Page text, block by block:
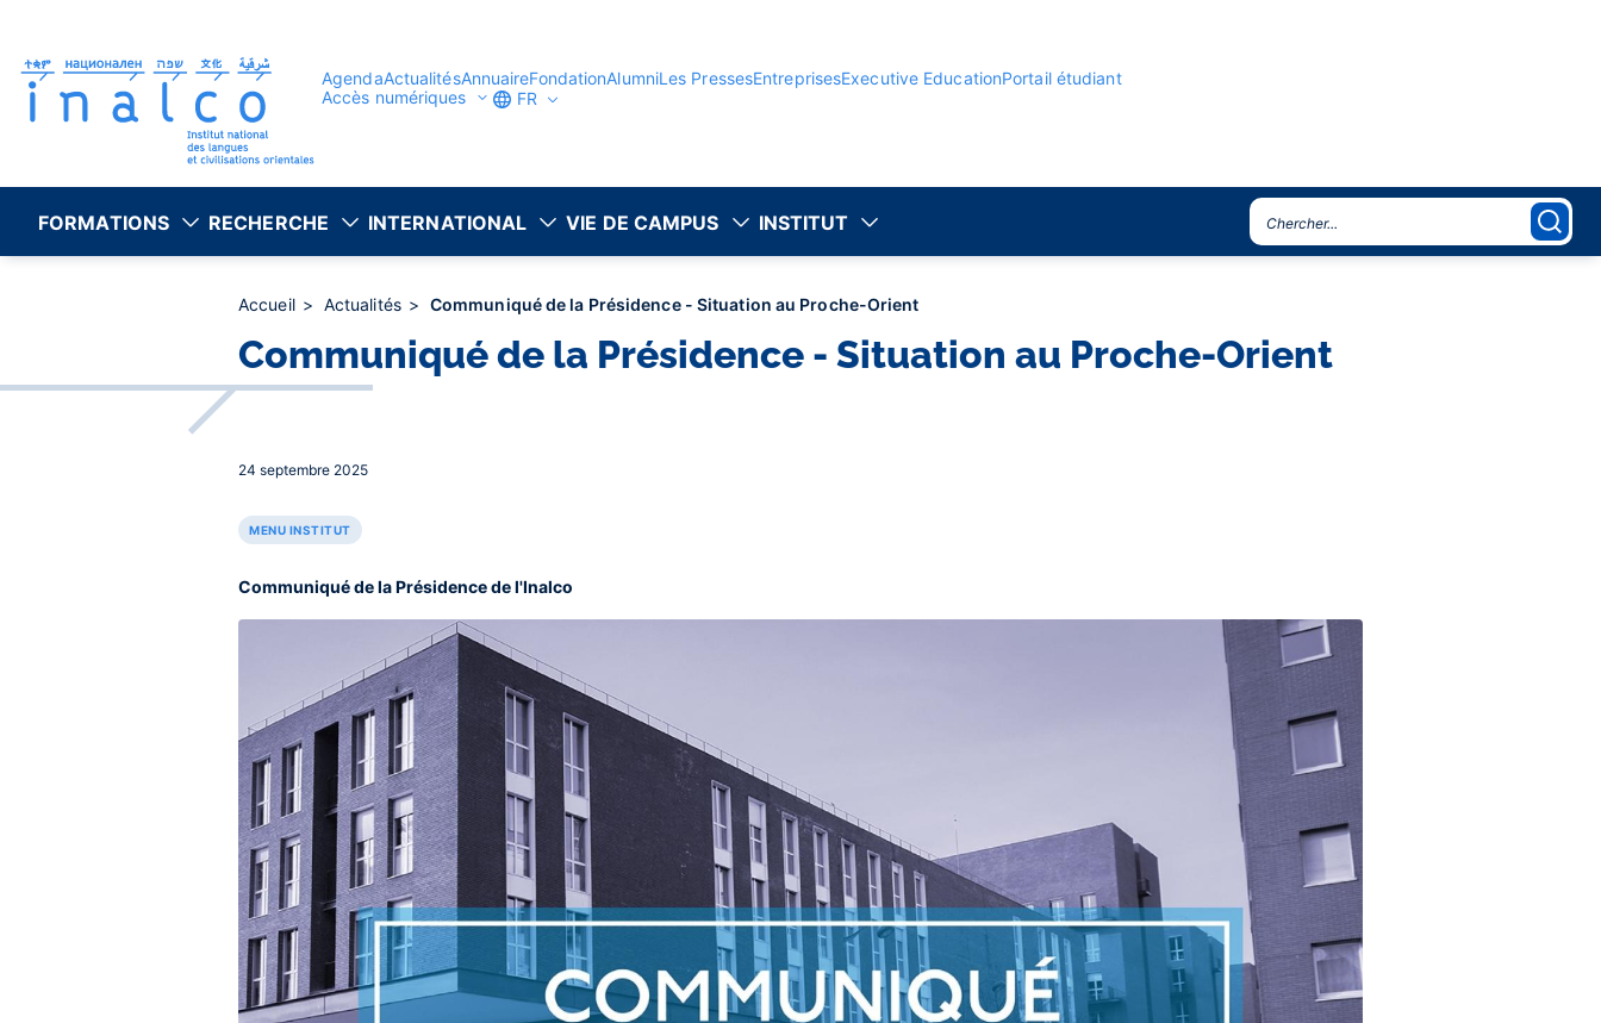
principal
AgendaActualitésAnnuaireFondationAlumniLes PressesEntreprisesExecutive EducationPortail étudiant
Accès numériques
FR
FORMATIONS RECHERCHE INTERNATIONAL VIE DE CAMPUS INSTITUT
Accueil Actualités Communiqué de la Présidence - Situation au Proche-Orient
Communiqué de la Présidence - Situation au Proche-Orient
24 septembre 2025
MENU INSTITUT
Communiqué de la Présidence de l'Inalco